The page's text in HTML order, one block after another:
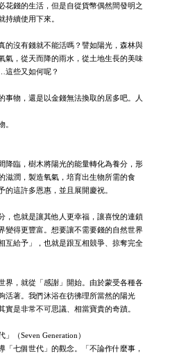
花錢的生活，但是自從貨幣偶然間發明之
持續使用下來。
的沒有錢就不能活嗎？譬如陽光，森林與
氣，從天而降的雨水，從土地生長的美味
些又如何呢？
事物，還是以金錢無法換取的居多吧。人
。
降臨，樹木將陽光的能量轉化為養分，形
滋潤，製造氧氣，培育出生物所需的食
的這許多恩惠，並且展開慶祝。
，也就是讓其他人更幸福，讓喜悅的連鎖
變得更豐富。想要讓不需要錢的自然世界
互給予」，也就是跟互相競爭、掠奪完全
界，就從「感謝」開始。由於蒙受各種各
活著。我們沐浴在彷彿理所當然的陽光
實是非常不可思議、相當寶貴的奇蹟。
（Seven Generation）
「七個世代」的觀念。「不論作什麼事，